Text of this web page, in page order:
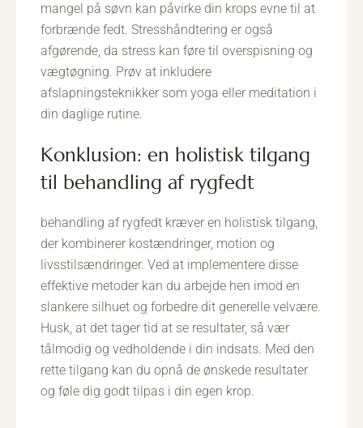
mangel på søvn kan påvirke din krops evne til at
forbrænde fedt. Stresshåndtering er også
afgørende, da stress kan føre til overspisning og
vægtøgning. Prøv at inkludere
afslapningsteknikker som yoga eller meditation i
din daglige rutine.
konklusion: en holistisk tilgang
til behandling af rygfedt
behandling af rygfedt kræver en holistisk tilgang,
der kombinerer kostændringer, motion og
livsstilsændringer. Ved at implementere disse
effektive metoder kan du arbejde hen imod en
slankere silhuet og forbedre dit generelle velvære.
Husk, at det tager tid at se resultater, så vær
tålmodig og vedholdende i din indsats. Med den
rette tilgang kan du opnå de ønskede resultater
og føle dig godt tilpas i din egen krop.